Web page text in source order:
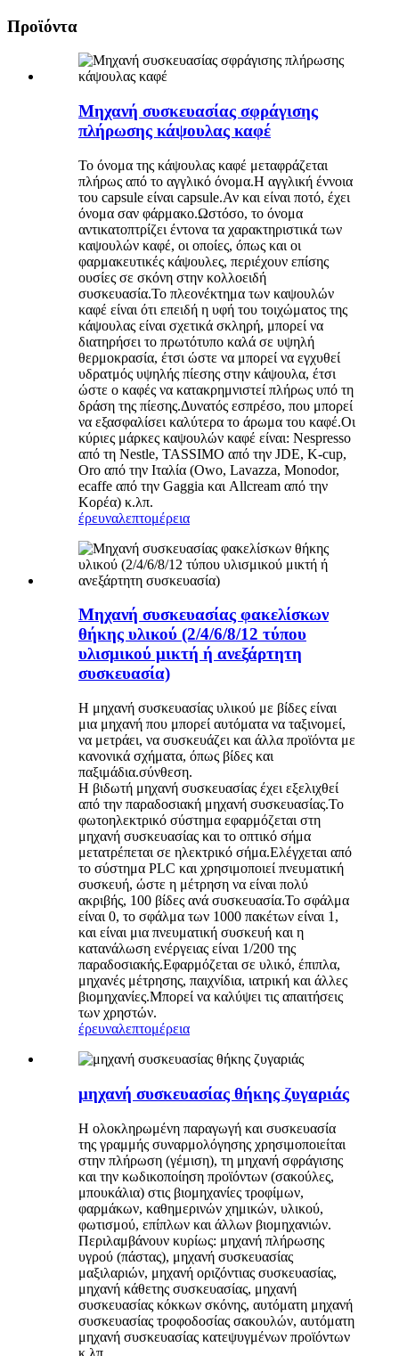
Προϊόντα
Μηχανή συσκευασίας σφράγισης
πλήρωσης κάψουλας καφέ
Το όνομα της κάψουλας καφέ μεταφράζεται
πλήρως από το αγγλικό όνομα.Η αγγλική έννοια
του capsule είναι capsule.Αν και είναι ποτό, έχει
όνομα σαν φάρμακο.Ωστόσο, το όνομα
αντικατοπτρίζει έντονα τα χαρακτηριστικά των
καψουλών καφέ, οι οποίες, όπως και οι
φαρμακευτικές κάψουλες, περιέχουν επίσης
ουσίες σε σκόνη στην κολλοειδή
συσκευασία.Το πλεονέκτημα των καψουλών
καφέ είναι ότι επειδή η υφή του τοιχώματος της
κάψουλας είναι σχετικά σκληρή, μπορεί να
διατηρήσει το πρωτότυπο καλά σε υψηλή
θερμοκρασία, έτσι ώστε να μπορεί να εγχυθεί
υδρατμός υψηλής πίεσης στην κάψουλα, έτσι
ώστε ο καφές να κατακρημνιστεί πλήρως υπό τη
δράση της πίεσης.Δυνατός εσπρέσο, που μπορεί
να εξασφαλίσει καλύτερα το άρωμα του καφέ.Οι
κύριες μάρκες καψουλών καφέ είναι: Nespresso
από τη Nestle, TASSIMO από την JDE, K-cup,
Oro από την Ιταλία (Owo, Lavazza, Monodor,
ecaffe από την Gaggia και Allcream από την
Κορέα) κ.λπ.
έρευναλεπτομέρεια
Μηχανή συσκευασίας φακελίσκων
θήκης υλικού (2/4/6/8/12 τύπου
υλισμικού μικτή ή ανεξάρτητη
συσκευασία)
Η μηχανή συσκευασίας υλικού με βίδες είναι
μια μηχανή που μπορεί αυτόματα να ταξινομεί,
να μετράει, να συσκευάζει και άλλα προϊόντα με
κανονικά σχήματα, όπως βίδες και
παξιμάδια.σύνθεση.
Η βιδωτή μηχανή συσκευασίας έχει εξελιχθεί
από την παραδοσιακή μηχανή συσκευασίας.Το
φωτοηλεκτρικό σύστημα εφαρμόζεται στη
μηχανή συσκευασίας και το οπτικό σήμα
μετατρέπεται σε ηλεκτρικό σήμα.Ελέγχεται από
το σύστημα PLC και χρησιμοποιεί πνευματική
συσκευή, ώστε η μέτρηση να είναι πολύ
ακριβής, 100 βίδες ανά συσκευασία.Το σφάλμα
είναι 0, το σφάλμα των 1000 πακέτων είναι 1,
και είναι μια πνευματική συσκευή και η
κατανάλωση ενέργειας είναι 1/200 της
παραδοσιακής.Εφαρμόζεται σε υλικό, έπιπλα,
μηχανές μέτρησης, παιχνίδια, ιατρική και άλλες
βιομηχανίες.Μπορεί να καλύψει τις απαιτήσεις
των χρηστών.
έρευναλεπτομέρεια
μηχανή συσκευασίας θήκης ζυγαριάς
Η ολοκληρωμένη παραγωγή και συσκευασία
της γραμμής συναρμολόγησης χρησιμοποιείται
στην πλήρωση (γέμιση), τη μηχανή σφράγισης
και την κωδικοποίηση προϊόντων (σακούλες,
μπουκάλια) στις βιομηχανίες τροφίμων,
φαρμάκων, καθημερινών χημικών, υλικού,
φωτισμού, επίπλων και άλλων βιομηχανιών.
Περιλαμβάνουν κυρίως: μηχανή πλήρωσης
υγρού (πάστας), μηχανή συσκευασίας
μαξιλαριών, μηχανή οριζόντιας συσκευασίας,
μηχανή κάθετης συσκευασίας, μηχανή
συσκευασίας κόκκων σκόνης, αυτόματη μηχανή
συσκευασίας τροφοδοσίας σακουλών, αυτόματη
μηχανή συσκευασίας κατεψυγμένων προϊόντων
κ.λπ.